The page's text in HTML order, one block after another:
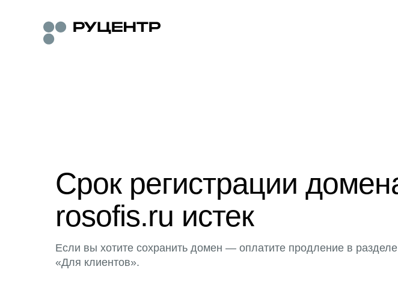
Срок регистрации
rosofis.ru истек
Если вы хотите сохранить домен — оплатите продление в разделе
«Для клиентов».